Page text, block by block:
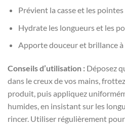
Prévient la casse et les
Hydrate les longueurs et les
Apporte douceur et brillance à
Conseils d’utilisation : Déposez
dans le creux de vos mains,
produit, puis appliquez
humides, en insistant sur les
rincer. Utiliser régulièrement